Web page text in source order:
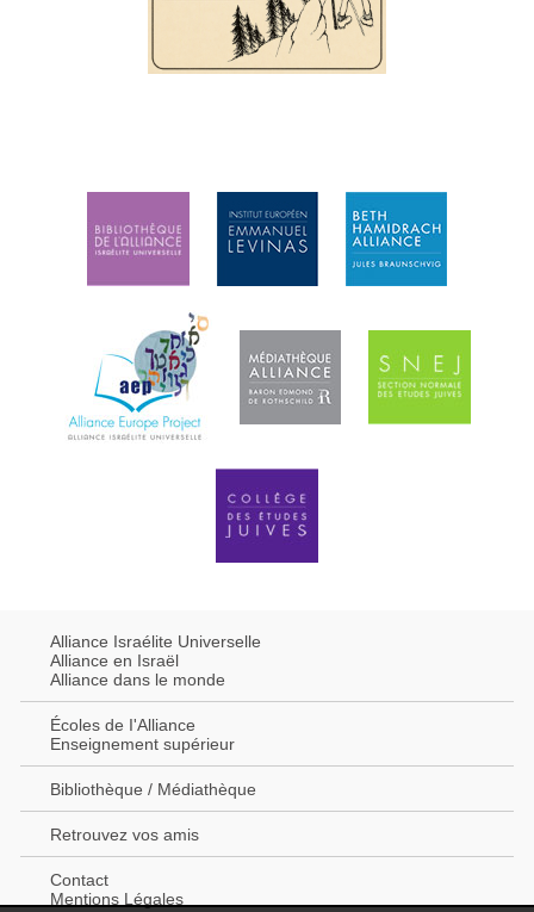
Alliance Israélite Universelle
Alliance en Israël
Alliance dans le monde
Écoles de I'Alliance
Enseignement supérieur
Bibliothèque / Médiathèque
Retrouvez vos amis
Contact
Mentions Légales